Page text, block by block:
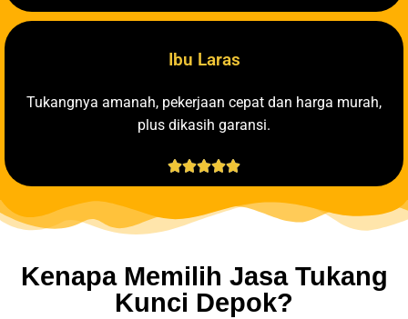
Ibu Laras
Tukangnya amanah, pekerjaan cepat dan harga murah,
plus dikasih garansi.

Kenapa Memilih Jasa Tukang
Kunci Depok?